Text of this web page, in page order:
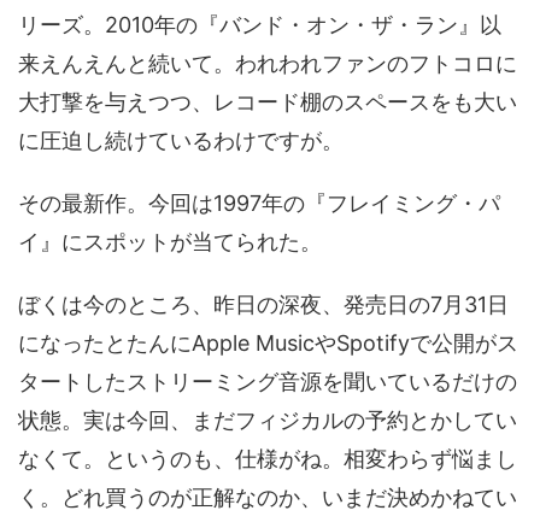
リーズ。2010年の『バンド・オン・ザ・ラン』以
来えんえんと続いて。われわれファンのフトコロに
大打撃を与えつつ、レコード棚のスペースをも大い
に圧迫し続けているわけですが。
その最新作。今回は1997年の『フレイミング・パ
イ』にスポットが当てられた。
ぼくは今のところ、昨日の深夜、発売日の7月31日
になったとたんにApple MusicやSpotifyで公開がス
タートしたストリーミング音源を聞いているだけの
状態。実は今回、まだフィジカルの予約とかしてい
なくて。というのも、仕様がね。相変わらず悩まし
く。どれ買うのが正解なのか、いまだ決めかねてい